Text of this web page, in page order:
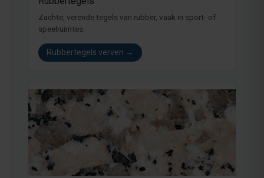
Zachte, verende tegels van rubber, vaak in sport- of
speelruimtes.
Rubbertegels verven →